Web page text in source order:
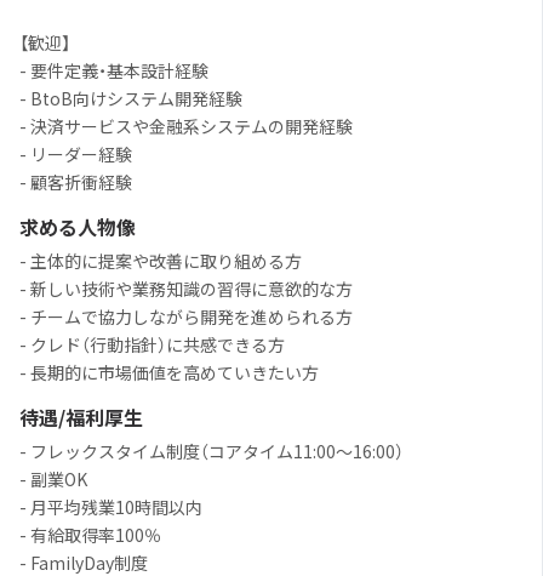
【歓迎】
- 要件定義・基本設計経験
- BtoB向けシステム開発経験
- 決済サービスや金融系システムの開発経験
- リーダー経験
- 顧客折衝経験
求める人物像
- 主体的に提案や改善に取り組める方
- 新しい技術や業務知識の習得に意欲的な方
- チームで協力しながら開発を進められる方
- クレド（行動指針）に共感できる方
- 長期的に市場価値を高めていきたい方
待遇/福利厚生
- フレックスタイム制度（コアタイム11:00〜16:00）
- 副業OK
- 月平均残業10時間以内
- 有給取得率100％
- FamilyDay制度